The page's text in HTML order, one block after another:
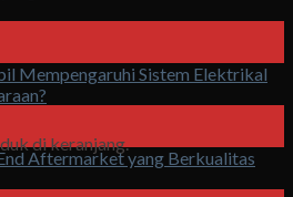
di keranjang.
Mempengaruhi Sistem Elektrikal
Aftermarket yang Berkualitas